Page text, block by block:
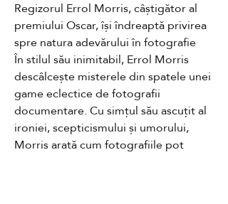
Regizorul Errol Morris, câștigător al
premiului Oscar, își îndreaptă privirea
spre natura adevărului în fotografie
În stilul său inimitabil, Errol Morris
descâlcește misterele din spatele unei
game eclectice de fotografii
documentare. Cu simțul său ascuțit al
ironiei, scepticismului și umorului,
Morris arată cum fotografiile pot